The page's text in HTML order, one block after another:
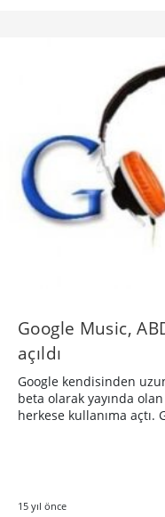
Google Music,
açıldı
Google kendisinden
beta olarak yayında
herkese kullanıma açtı.
15 yıl önce